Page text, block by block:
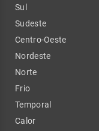
Sul
Sudeste
Centro-Oeste
Nordeste
Norte
Frio
Temporal
Calor